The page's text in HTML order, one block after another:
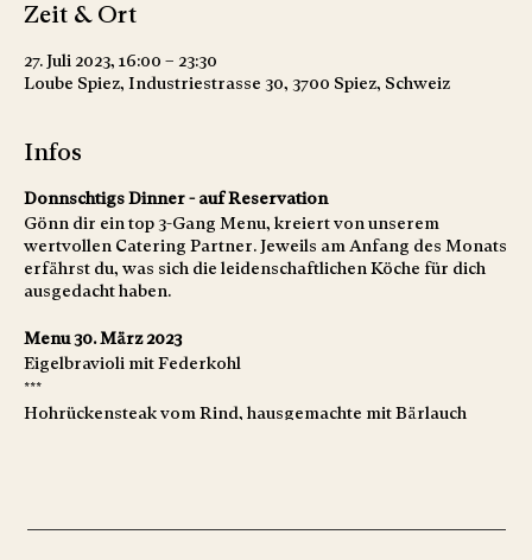
Zeit & Ort
27. Juli 2023, 16:00 – 23:30
Loube Spiez, Industriestrasse 30, 3700 Spiez, Schweiz
Infos
Donnschtigs Dinner - auf Reservation
Gönn dir ein top 3-Gang Menu, kreiert von unserem
wertvollen Catering Partner. Jeweils am Anfang des Monats
erfährst du, was sich die leidenschaftlichen Köche für dich
ausgedacht haben.
Menu 30. März 2023
Eigelbravioli mit Federkohl
***
Hohrückensteak vom Rind, hausgemachte mit Bärlauch